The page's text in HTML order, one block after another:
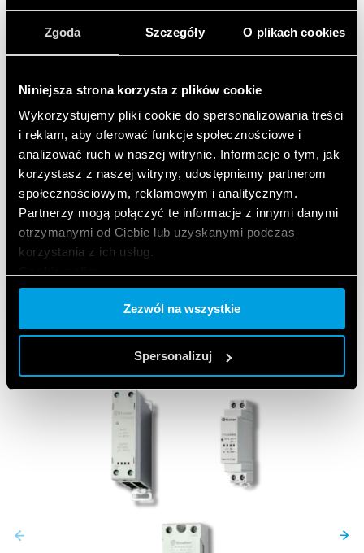
Zgoda Szczegóły O plikach cookies
Niniejsza strona korzysta z plików cookie
Wykorzystujemy pliki cookie do spersonalizowania treści
i reklam, aby oferować funkcje społecznościowe i
analizować ruch w naszej witrynie. Informacje o tym, jak
korzystasz z naszej witryny, udostępniamy partnerom
społecznościowym, reklamowym i analitycznym.
Partnerzy mogą połączyć te informacje z innymi danymi
otrzymanymi od Ciebie lub uzyskanymi podczas
korzystania z ich usług.
Zezwól na wszystkie
Spersonalizuj
ATEX CERTYFIKOWANA KONTROLA GAZU
CHŁODZĄCEGO
zarządzających gazem chłodzącym w
szafach chłodniczych, skrzyniach
chłodniczych, zamrażarkach i
chłodniach przemysłowych. Kontrola
poziomu cieczy kondensacyjnej.
KLIKNIJ TUTAJ, ABY ODKRYĆ PRODUKTY